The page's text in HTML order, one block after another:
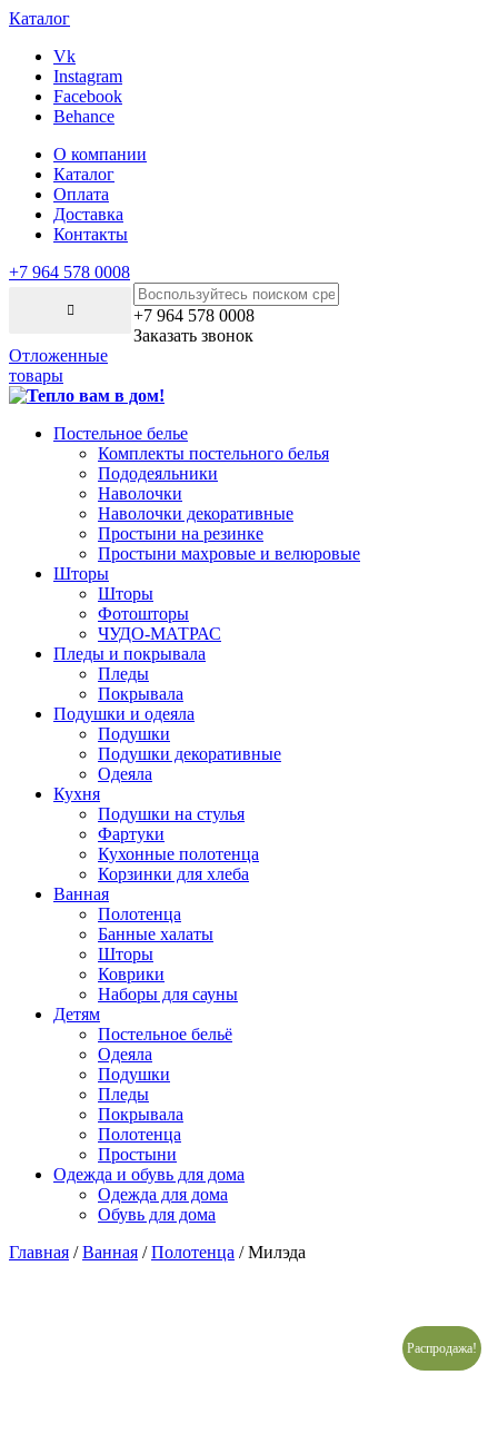
Каталог
Vk
Instagram
Facebook
Behance
О компании
Каталог
Оплата
Доставка
Контакты
+7 964 578 0008
+7 964 578 0008
Заказать звонок
Отложенные
товары
Постельное белье
Комплекты постельного белья
Пододеяльники
Наволочки
Наволочки декоративные
Простыни на резинке
Простыни махровые и велюровые
Шторы
Шторы
Фотошторы
ЧУДО-МАТРАС
Пледы и покрывала
Пледы
Покрывала
Подушки и одеяла
Подушки
Подушки декоративные
Одеяла
Кухня
Подушки на стулья
Фартуки
Кухонные полотенца
Корзинки для хлеба
Ванная
Полотенца
Банные халаты
Шторы
Коврики
Наборы для сауны
Детям
Постельное бельё
Одеяла
Подушки
Пледы
Покрывала
Полотенца
Простыни
Одежда и обувь для дома
Одежда для дома
Обувь для дома
Главная /Ванная /Полотенца / Милэда
Распродажа!